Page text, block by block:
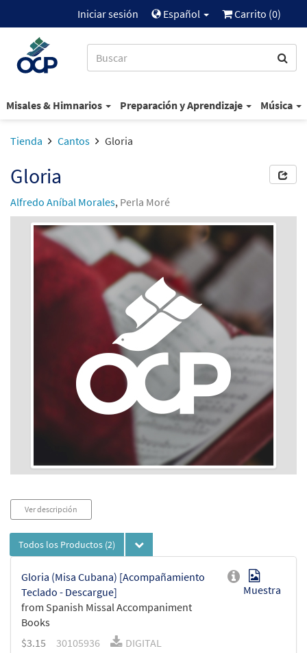
Iniciar sesión Español Carrito (0)
Misales & Himnarios Preparación y Aprendizaje Música
Tienda Cantos Gloria
Gloria
Alfredo Aníbal Morales, Perla Moré
Ver descripción
Todos los Productos (2)
Gloria (Misa Cubana) [Acompañamiento
Teclado - Descargue]
from Spanish Missal Accompaniment
Books
Muestra
$3.15 30105936 DIGITAL